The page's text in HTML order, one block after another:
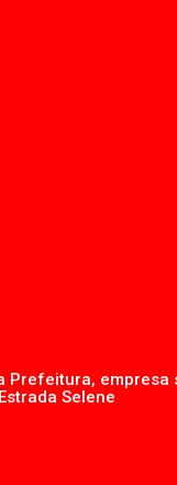
Prefeitura, empresa
Selene